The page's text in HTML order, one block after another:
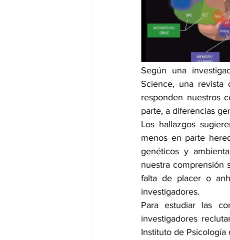
dia mundial de la hipertension
Según una
Science, una revista
responden nuestros
parte, a diferencias
Los hallazgos
menos en parte
genéticos y
nuestra comprensión
falta de placer o
investigadores.
Para estudiar las
investigadores
Instituto de Psicología